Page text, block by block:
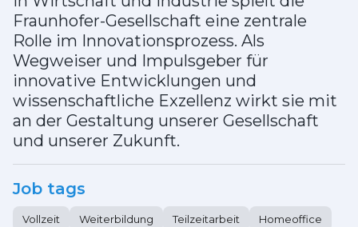
Fraunhofer-Gesellschaft eine zentrale
Rolle im Innovationsprozess. Als
Wegweiser und Impulsgeber für
innovative Entwicklungen und
wissenschaftliche Exzellenz wirkt sie mit
an der Gestaltung unserer Gesellschaft
und unserer Zukunft.
Job tags
Vollzeit Weiterbildung Teilzeitarbeit Homeoffice